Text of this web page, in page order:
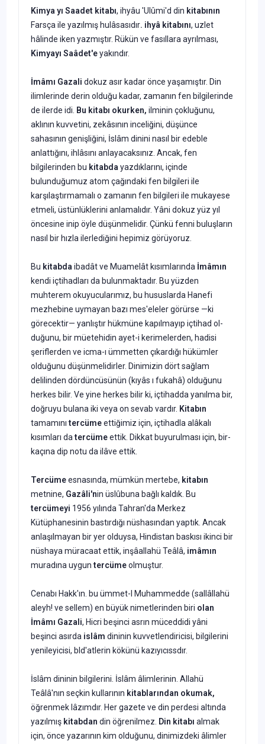
Kimya yı Saadet kitabı, ihyâu 'Ulûmi'd din kitabının
Farsça ile yazılmış hulâsasıdır. ihyâ kitabını, uzlet
hâlinde iken yazmıştır. Rükün ve fasıllara ayrılması,
Kim­yayı Saâdet'eyakındır.
İmâmı Gazali dokuz asır kadar önce yaşamıştır. Din
ilimlerinde derin olduğu kadar, zamanın fen bilgilerinde
de ilerde idi. Bu kitabı okurken, ilminin çokluğunu,
aklının kuvvetini, zekâsının inceliğini, düşünce
sahasının genişliğini, İslâm dinini nasıl bir edeble
anlattığını, ihlâsını anlayacaksınız. Ancak, fen
bilgilerinden bu kitabda yaz­dıklarını, içinde
bulunduğumuz atom çağındaki fen bilgileri ile
karşılaştırmamalı o zamanın fen bilgileri ile mukayese
etmeli, üstünlüklerini anlamalıdır. Yâni dokuz yüz yıl
öncesine inip öyle düşünmelidir. Çünkü fenni buluşların
nasıl bir hızla ilerlediğini hepimiz görüyoruz.
Bu kitabda ibadât ve Muamelât kısımlarında İmâmın
kendi içtihadları da bulun­maktadır. Bu yüzden
muhterem okuyucularımız, bu hususlarda Hanefi
mezhebine uyma­yan bazı mes'eleler görürse —ki
görecektir— yanlıştır hükmüne kapılmayıp içtihad ol­
duğunu, bir müetehidin ayet-i kerimelerden, hadisi
şeriflerden ve icma-ı ümmetten çıkardığı hükümler
olduğunu düşünmelidirler. Dinimizin dört sağlam
delilinden dör­düncüsünün (kıyâs ı fukahâ) olduğunu
herkes bilir. Ve yine herkes bilir ki, içtihadda yanılma bir,
doğruyu bulana iki veya on sevab vardır. Kitabın
tamamınıtercümeet­tiğimiz için, içtihadla alâkalı
kısımları datercümeettik. Dikkat buyurulması için, bir­
kaçına dip notu da ilâve ettik.
Tercümeesnasında, mümkün mertebe, kitabın
metnine, Gazâli'nin üslûbuna bağlı kaldık. Bu
tercümeyi 1956 yılında Tahran'da Merkez
Kütüphanesinin bastırdığı nüsha­sından yaptık. Ancak
anlaşılmayan bir yer olduysa, Hindistan baskısı ikinci bir
nüs­haya müracaat ettik, inşâallahü Teâlâ, imâmın
muradına uyguntercümeolmuştur.
Cenabı Hakk'ın. bu ümmet-l Muhammedde (sallâllahü
aleyh! ve sellem) en büyük nimetlerinden biri olan
İmâmı Gazali, Hicri beşinci asrın müceddidi yâni
beşinci asırda islâm dininin kuvvetlendiricisi, bilgilerini
yenileyicisi, bld'atlerin kökünü kazıyıcıssdır.
İslâm dininin bilgilerini. İslâm âlimlerinin. Allahü
Teâlâ'nın seçkin kullarının kitablarından okumak,
öğrenmek lâzımdır. Her gazete ve din perdesi altında
yazılmış kitabdan din öğrenilmez. Din kitabı almak
için, önce yazarının kim olduğunu, dinimizdeki âlimler